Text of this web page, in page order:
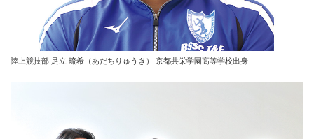
陸上競技部 足立 琉希（あだちりゅうき） 京都共栄学園高等学校出身